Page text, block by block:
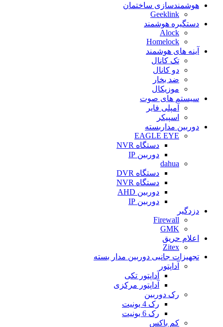
هوشمندسازی ساختمان
Geeklink
دستگیره هوشمند
Alock
Homelock
آینه های هوشمند
تک کانال
دو کانال
ضد بخار
موزیکال
سیستم های صوت
آمپلی فایر
اسپیکر
دوربین مداربسته
EAGLE EYE
دستگاه NVR
دوربین IP
dahua
دستگاه DVR
دستگاه NVR
دوربین AHD
دوربین IP
دزدگیر
Firewall
GMK
اعلام حریق
Zitex
تجهیزات جانبی دوربین مدار بسته
آداپتور
آداپتور تکی
آداپتور مرکزی
رک دوربین
رک 4 یونیت
رک 6 یونیت
کم باکس